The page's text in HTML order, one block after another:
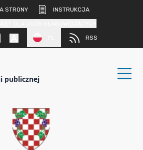
STRONY
INSTRUKCJA
RSS
publicznej